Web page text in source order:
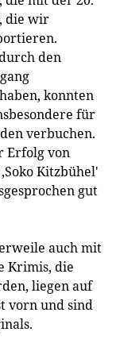
die wir
den
konnten
für
verbuchen.
Erfolg von
Kitzbühel'
gut
auch mit
Krimis, die
liegen auf
vorn und sind